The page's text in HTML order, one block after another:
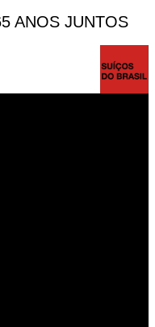
ANOS JUNTOS